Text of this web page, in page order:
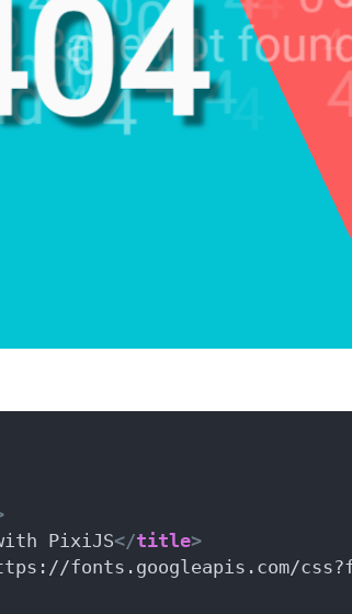
PixiJS</title>
fonts.googleapis.com/